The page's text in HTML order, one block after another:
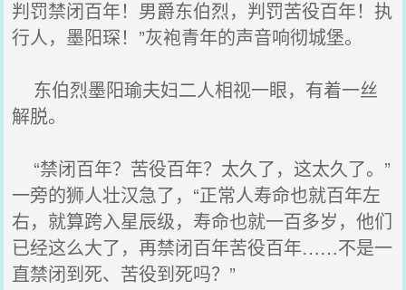
判罚禁闭百年！男爵东伯烈，判罚苦役百年！执
行人，墨阳琛！”灰袍青年的声音响彻城堡。
东伯烈墨阳瑜夫妇二人相视一眼，有着一丝
解脱。
“禁闭百年？苦役百年？太久了，这太久了。”
一旁的狮人壮汉急了，“正常人寿命也就百年左
右，就算跨入星辰级，寿命也就一百多岁，他们
已经这么大了，再禁闭百年苦役百年……不是一
直禁闭到死、苦役到死吗？”